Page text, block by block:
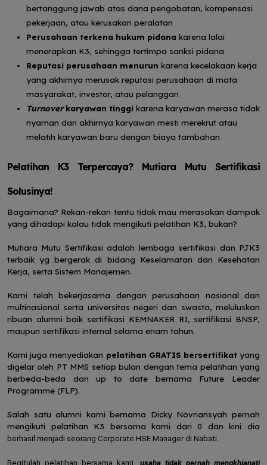
bertanggung jawab atas dana pengobatan, kompensasi
pekerjaan, atau kerusakan peralatan
Perusahaan terkena hukum pidana karena lalai
menerapkan K3, sehingga tertimpa sanksi pidana
Reputasi perusahaan menurun karena kecelakaan kerja
yang akhirnya merusak reputasi perusahaan di mata
masyarakat, investor, atau pelanggan
Turnoverkaryawan tinggi karena karyawan merasa tidak
nyaman dan akhirnya karyawan mesti merekrut atau
melatih karyawan baru dengan biaya tambahan
Pelatihan K3 Terpercaya? Mutiara Mutu Sertifikasi
Solusinya!
Bagaimana? Rekan-rekan tentu tidak mau merasakan dampak
yang dihadapi kalau tidak mengikuti pelatihan K3, bukan?
Mutiara Mutu Sertifikasi adalah lembaga sertifikasi dan PJK3
terbaik yg bergerak di bidang Keselamatan dan Kesehatan
Kerja, serta Sistem Manajemen.
Kami telah bekerjasama dengan perusahaan nasional dan
multinasional serta universitas negeri dan swasta, meluluskan
ribuan alumni baik sertifikasi KEMNAKER RI, sertifikasi BNSP,
maupun sertifikasi internal selama enam tahun.
Kami juga menyediakan pelatihan GRATIS bersertifikatyang
digelar oleh PT MMS setiap bulan dengan tema pelatihan yang
berbeda-beda dan up to date bernama Future Leader
Programme (FLP).
Salah satu alumni kami bernama Dicky Novriansyah pernah
mengikuti pelatihan K3 bersama kami dari 0 dan kini dia
berhasil menjadi seorang Corporate HSE Manager di Nabati.
Begitulah pelatihan bersama kami, usaha tidak pernah mengkhianati